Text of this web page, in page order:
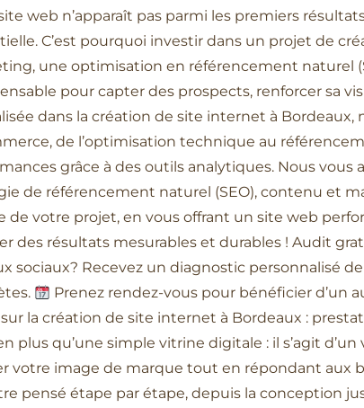
web n’apparaît pas parmi les premiers
C’est pourquoi investir dans un projet de
une optimisation en référencement naturel
pour capter des prospects, renforcer sa
dans la création de site internet à
de l’optimisation technique au
grâce à des outils analytiques. Nous
de référencement naturel (SEO), contenu et
de votre projet, en vous offrant un site web
des résultats mesurables et durables ! Audit
sociaux? Recevez un diagnostic personnalisé
Prenez rendez-vous pour bénéficier d’un
la création de site internet à Bordeaux :
plus qu’une simple vitrine digitale : il s’agit
votre image de marque tout en répondant aux
pensé étape par étape, depuis la conception